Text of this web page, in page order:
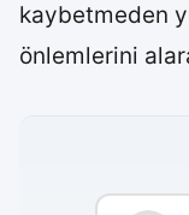
kaybetmeden
önlemlerini